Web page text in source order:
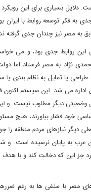
است. دلایل بسیاری برای این
فکر توسعه روابط با ایران
مصر نیز چندان جدی گرفته
این روابط جدی بود، و می
نژاد به مصر فرستاد اما
یا تمایل به نظام بندی
می شد. این سیستم اکنون
وضعیتی دیگر مطلوب نیست. و
خود فشار بیاورند، هیچ
دیگر نیازهای مردم منطقه را
عرب به پایان نرسیده است. و
جز این که دخالت کند و با
مصر با سلفی ها به رغم